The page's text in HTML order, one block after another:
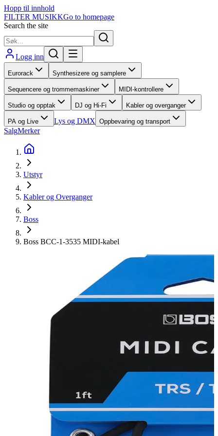
Hopp til innhold
FILTER MUSIKKGo to homepage
Search the site
Logg inn
Eurorack Synthesizere og samplere
Sequencere og trommemaskiner MIDI-kontrollere
Studio og opptak DJ og Hi-Fi Kabler og overganger
PA og Live Lys og DMX Oppbevaring og transport
SalgMerker
Utstyr
Kabler og Overganger
Boss
Boss BCC-1-3535 MIDI-kabel